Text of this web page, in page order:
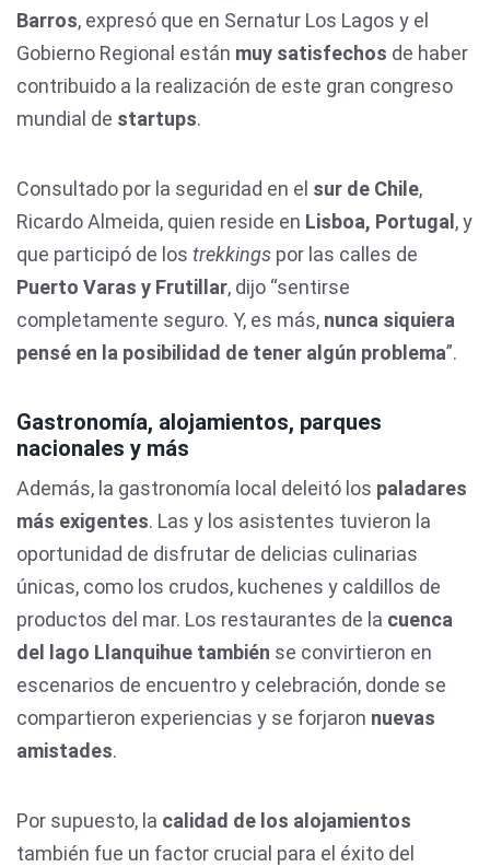
Barros, expresó que en Sernatur Los Lagos y el
Gobierno Regional están muy satisfechos de haber
contribuido a la realización de este gran congreso
mundial de startups.
Consultado por la seguridad en el sur de Chile,
Ricardo Almeida, quien reside en Lisboa, Portugal , y
que participó de los trekkings por las calles de
Puerto Varas y Frutillar, dijo “sentirse
completamente seguro. Y, es más, nunca siquiera
pensé en la posibilidad de tener algún problema”.
Gastronomía, alojamientos, parques
nacionales y más
Además, la gastronomía local deleitó los paladares
más exigentes. Las y los asistentes tuvieron la
oportunidad de disfrutar de delicias culinarias
únicas, como los crudos, kuchenes y caldillos de
productos del mar. Los restaurantes de la cuenca
del lago Llanquihue también se convirtieron en
escenarios de encuentro y celebración, donde se
compartieron experiencias y se forjaron nuevas
amistades.
Por supuesto, la calidad de los alojamientos
también fue un factor crucial para el éxito del